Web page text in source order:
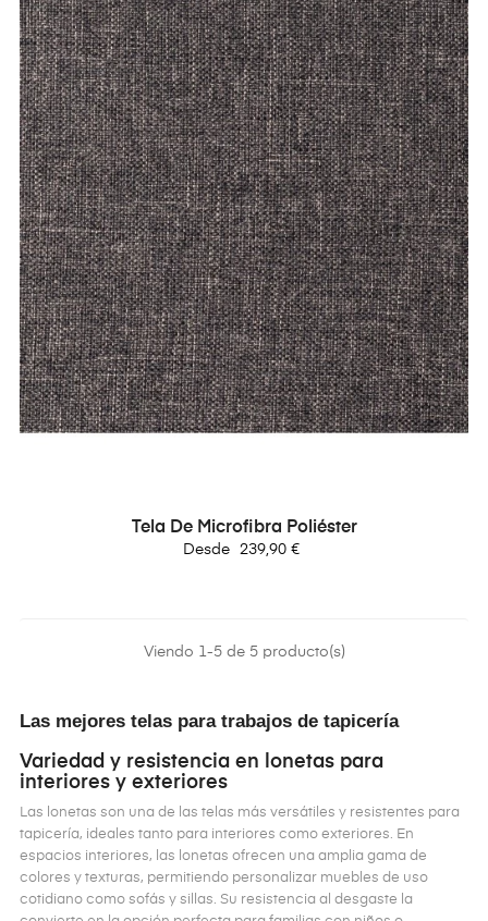
Tela De Microfibra Poliéster
Desde Precio
239,90 €
Viendo 1-5 de 5 producto(s)
Las mejores telas para trabajos de tapicería
Variedad y resistencia en lonetas para
interiores y exteriores
Las lonetas son una de las telas más versátiles y resistentes para
tapicería, ideales tanto para interiores como exteriores. En
espacios interiores, las lonetas ofrecen una amplia gama de
colores y texturas, permitiendo personalizar muebles de uso
cotidiano como sofás y sillas. Su resistencia al desgaste la